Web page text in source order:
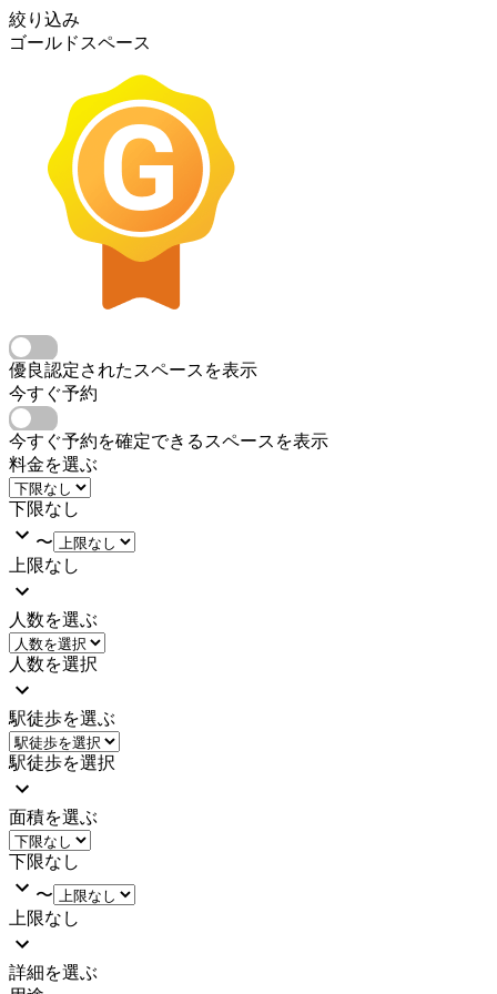
絞り込み
ゴールドスペース
優良認定されたスペースを表示
今すぐ予約
今すぐ予約を確定できるスペースを表示
料金を選ぶ
下限なし
〜
上限なし
人数を選ぶ
人数を選択
駅徒歩を選ぶ
駅徒歩を選択
面積を選ぶ
下限なし
〜
上限なし
詳細を選ぶ